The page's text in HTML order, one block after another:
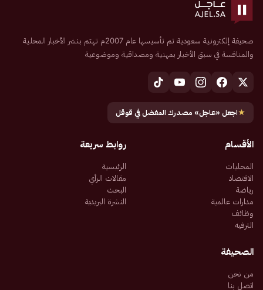
صحيفة إلكترونية سعودية تم تأسيسها عام 2007م تهتم بنشر الأخبار المحلية
والمنافسة في سبق الأخبار بمهنية ومصداقية وموضوعية
★اجعل «عاجل» مصدرك المفضل في قوقل
الأقسام
المحليات
الاقتصاد
رياضة
مدارات عالمية
وظائف
الترفيه
روابط سريعة
الرئيسية
مقالات الرأي
البحث
النشرة البريدية
الصحيفة
من نحن
اتصل بنا